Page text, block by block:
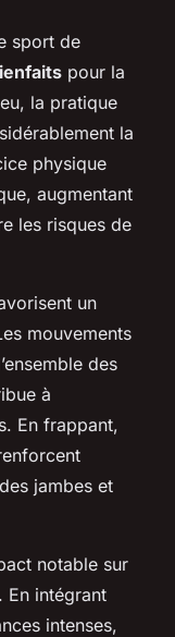
sport de
pour la
la pratique
la
physique
augmentant
les risques de
un
mouvements
des
à
En frappant,
jambes et
notable sur
En intégrant
intenses,